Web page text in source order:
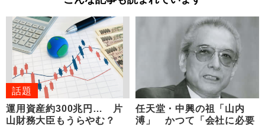
話題
運用資産約300兆円… 片
山財務大臣もうらやむ？
任天堂・中興の祖「山内
溥」 かつて「会社に必要